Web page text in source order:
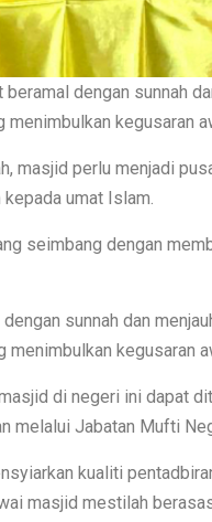
dengan sunnah
kegusaran
masjid perlu menjadi
umat Islam.
seimbang dengan
sunnah dan
kegusaran
di negeri ini dapat
melalui Jabatan Mufti
kualiti
masjid mestilah